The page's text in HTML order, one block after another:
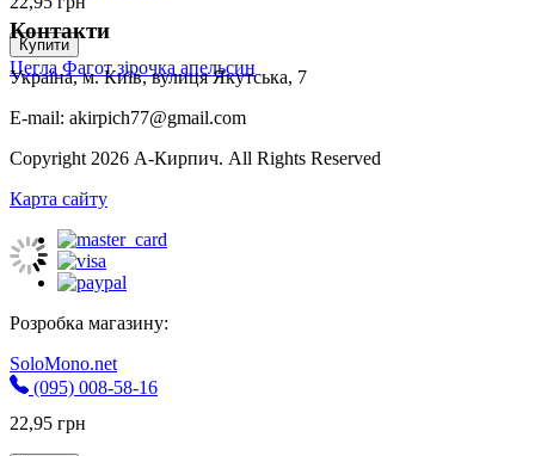
Купити
Цегла Фагот зірочка апельсин
22,95 грн
Контакти
Україна, м. Київ, вулиця Якутська, 7
E-mail: akirpich77@gmail.com
Copyright 2026 А-Кирпич. All Rights Reserved
Карта сайту
Розробка магазину:
SoloMono.net
(095) 008-58-16